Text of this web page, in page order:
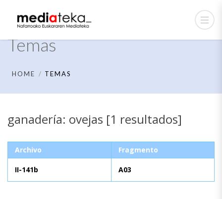
Temas
HOME TEMAS
ganadería: ovejas [1 resultados]
Archivo Fragmento
II-141b A03